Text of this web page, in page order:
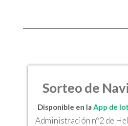
Sorteo de
Disponible en la App de
Administración nº2 de